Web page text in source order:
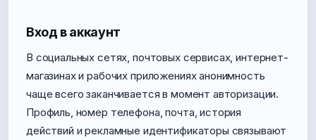
Вход в аккаунт
В социальных сетях, почтовых сервисах, интернет-
магазинах и рабочих приложениях анонимность
чаще всего заканчивается в момент авторизации.
Профиль, номер телефона, почта, история
действий и рекламные идентификаторы связывают